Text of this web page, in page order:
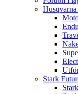
Stark